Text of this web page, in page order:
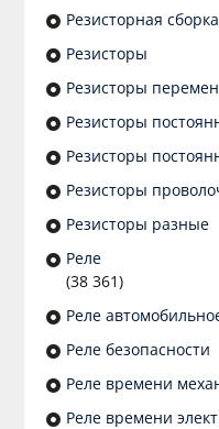
Резисторная сборка
Резисторы
Резисторы
Резисторы
Резисторы
Резисторы
Резисторы разные
Реле
(38 361)
Реле
Реле безопасности
Реле времени
Реле времени